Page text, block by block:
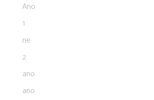
Ano
1
ne
2
ano
ano